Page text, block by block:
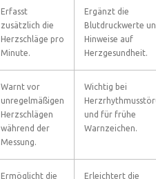
Erfasst
zusätzlich die
Herzschläge pro
Minute.
Ergänzt die
Blutdruckwerte
Hinweise auf
Herzgesundheit.
Warnt vor
unregelmäßigen
Herzschlägen
während der
Messung.
Wichtig bei
und für frühe
Warnzeichen.
Ermöglicht die
Erleichtert die